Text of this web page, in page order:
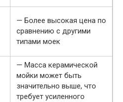
— Более высокая цена по
сравнению с другими
типами моек
— Масса керамической
мойки может быть
значительно выше, что
требует усиленного